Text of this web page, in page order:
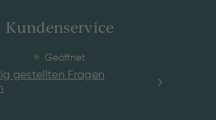
Kundenservice
Geöffnet
gestellten Fragen